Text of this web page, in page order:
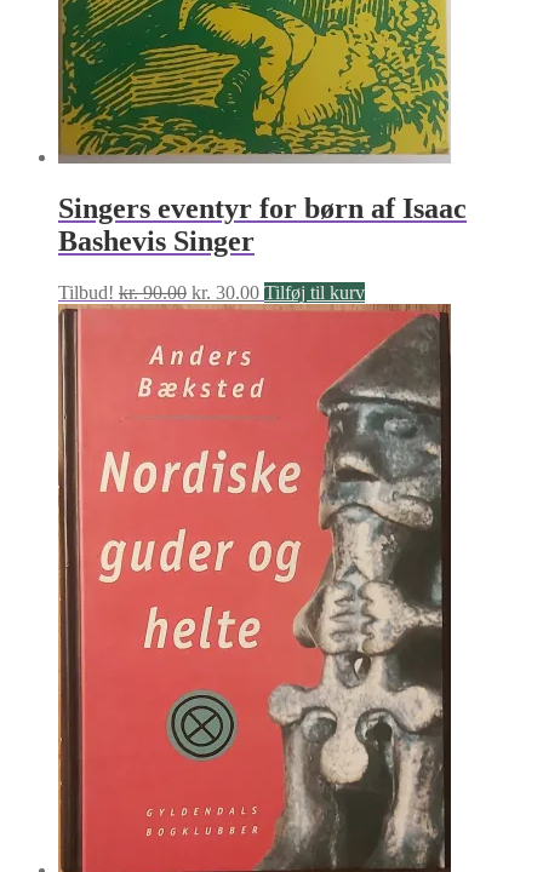
Singers eventyr for børn af Isaac
Bashevis Singer
Tilbud! kr.90.00 Den
oprindelige
var:
kr. 90.00.
kr. 30.00Den
aktuelle
kr. 30.00.
Tilføj til kurv